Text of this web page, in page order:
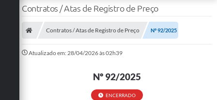
Contratos / Atas de Registro de Preço
Contratos / Atas de Registro de Preço Nº 92/2025
Atualizado em: 28/04/2026 às 02h39
Nº 92/2025
ENCERRADO